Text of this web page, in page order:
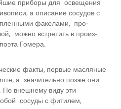
приборы для освещения
а описание сосу­дов с
факелами, про­
можно встретить в произ­
Го­мера.
факты, первые масляные
а значительно позже они
внешнему виду эти
сосуды с фитилем,